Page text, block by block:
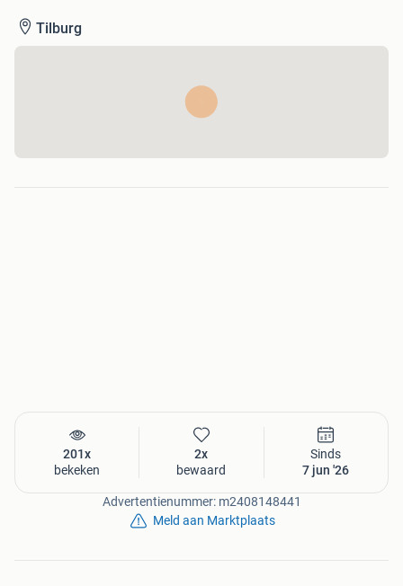
Tilburg
201x
bekeken
2x
bewaard
Sinds
7 jun '26
Advertentienummer: m2408148441
Meld aan Marktplaats